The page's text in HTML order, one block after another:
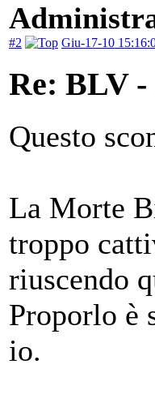
#2 Giu-17-10
Re: BLV
Questo
La Morte
troppo
riuscendo
Proporlo è
io.